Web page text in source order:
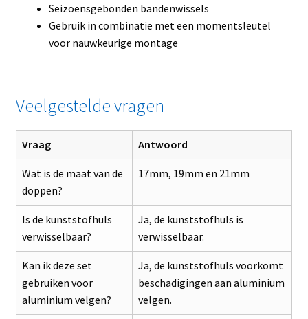
Seizoensgebonden bandenwissels
Gebruik in combinatie met een momentsleutel
voor nauwkeurige montage
Veelgestelde vragen
Vraag Antwoord
Wat is de maat van de
doppen?
17mm, 19mm en 21mm
Is de kunststofhuls
verwisselbaar?
Ja, de kunststofhuls is
verwisselbaar.
Kan ik deze set
gebruiken voor
aluminium velgen?
Ja, de kunststofhuls voorkomt
beschadigingen aan aluminium
velgen.